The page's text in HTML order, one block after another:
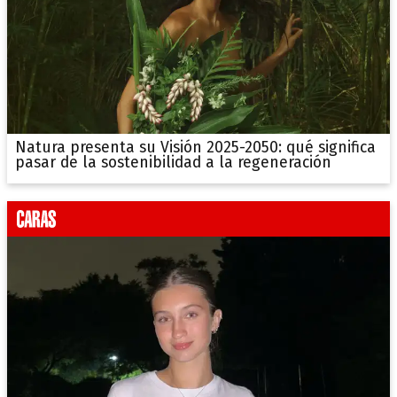
Natura presenta su Visión 2025-2050: qué significa
pasar de la sostenibilidad a la regeneración